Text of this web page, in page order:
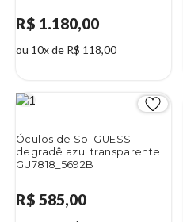
R$ 1.180,00
ou 10x de R$ 118,00
Óculos de Sol GUESS
degradê azul transparente
GU7818_5692B
R$ 585,00